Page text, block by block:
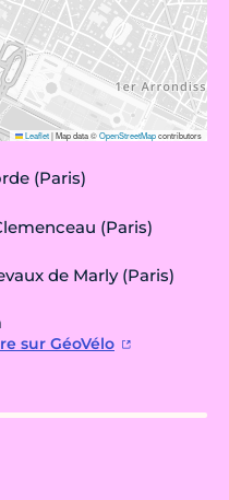
Leaflet|Map data ©OpenStreetMapcontributors
(Paris)
(Paris)
de Marly (Paris)
sur GéoVélo